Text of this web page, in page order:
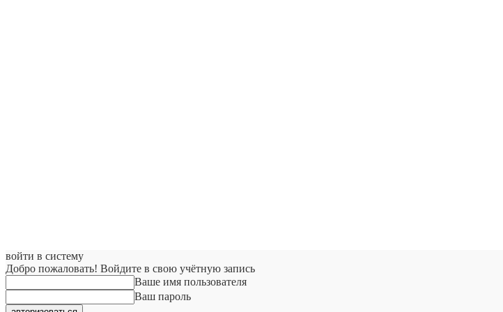
войти в систему
Добро пожаловать! Войдите в свою учётную запись
Ваше имя пользователя
Ваш пароль